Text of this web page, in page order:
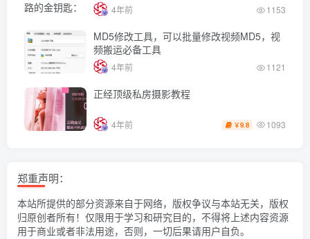
4年前 1153
MD5修改工具，可以批量修改视频MD5，视
频搬运必备工具
4年前 1121
正经顶级私房摄影教程
4年前 ￥9.8 1093
郑重声明：
本站所提供的部分资源来自于网络，版权争议与本站无关，版权
归原创者所有！仅限用于学习和研究目的，不得将上述内容资源
用于商业或者非法用途，否则，一切后果请用户自负。